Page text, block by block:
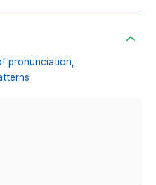
pronunciation,